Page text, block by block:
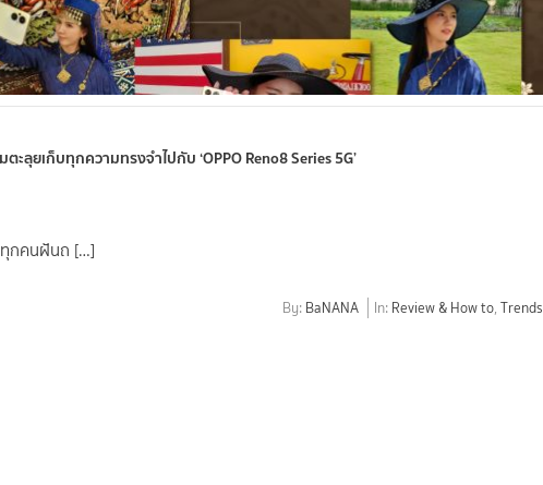
เก็บทุกความทรงจำไปกับ ‘OPPO Reno8 Series 5G’
ทุกคนฝันถ […]
By: BaNANA In: Review & How to, Trends